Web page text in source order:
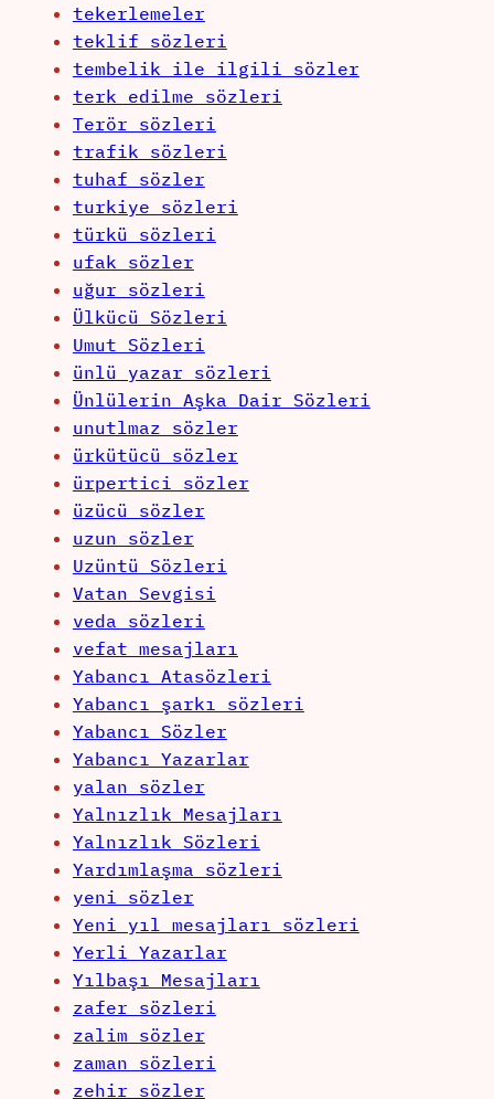
tekerlemeler
teklif sözleri
tembelik ile ilgili sözler
terk edilme sözleri
Terör sözleri
trafik sözleri
tuhaf sözler
turkiye sözleri
türkü sözleri
ufak sözler
uğur sözleri
Ülkücü Sözleri
Umut Sözleri
ünlü yazar sözleri
Ünlülerin Aşka Dair Sözleri
unutlmaz sözler
ürkütücü sözler
ürpertici sözler
üzücü sözler
uzun sözler
Uzüntü Sözleri
Vatan Sevgisi
veda sözleri
vefat mesajları
Yabancı Atasözleri
Yabancı şarkı sözleri
Yabancı Sözler
Yabancı Yazarlar
yalan sözler
Yalnızlık Mesajları
Yalnızlık Sözleri
Yardımlaşma sözleri
yeni sözler
Yeni yıl mesajları sözleri
Yerli Yazarlar
Yılbaşı Mesajları
zafer sözleri
zalim sözler
zaman sözleri
zehir sözler